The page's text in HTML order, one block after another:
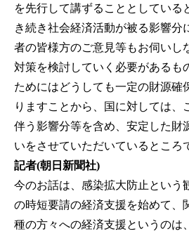
を先行して講ずることとしている
き続き社会経済活動が被る影響分
者の皆様方のご意見等もお伺いし
対策を検討していく必要があるも
ためにはどうしても一定の財源確
りますことから、国に対しては、
伴う影響分等を含め、安定した財
いをさせていただいているところ
記者(朝日新聞社)
今のお話は、感染拡大防止という
の時短要請の経済支援を始めて、
種の方々への経済支援というのは